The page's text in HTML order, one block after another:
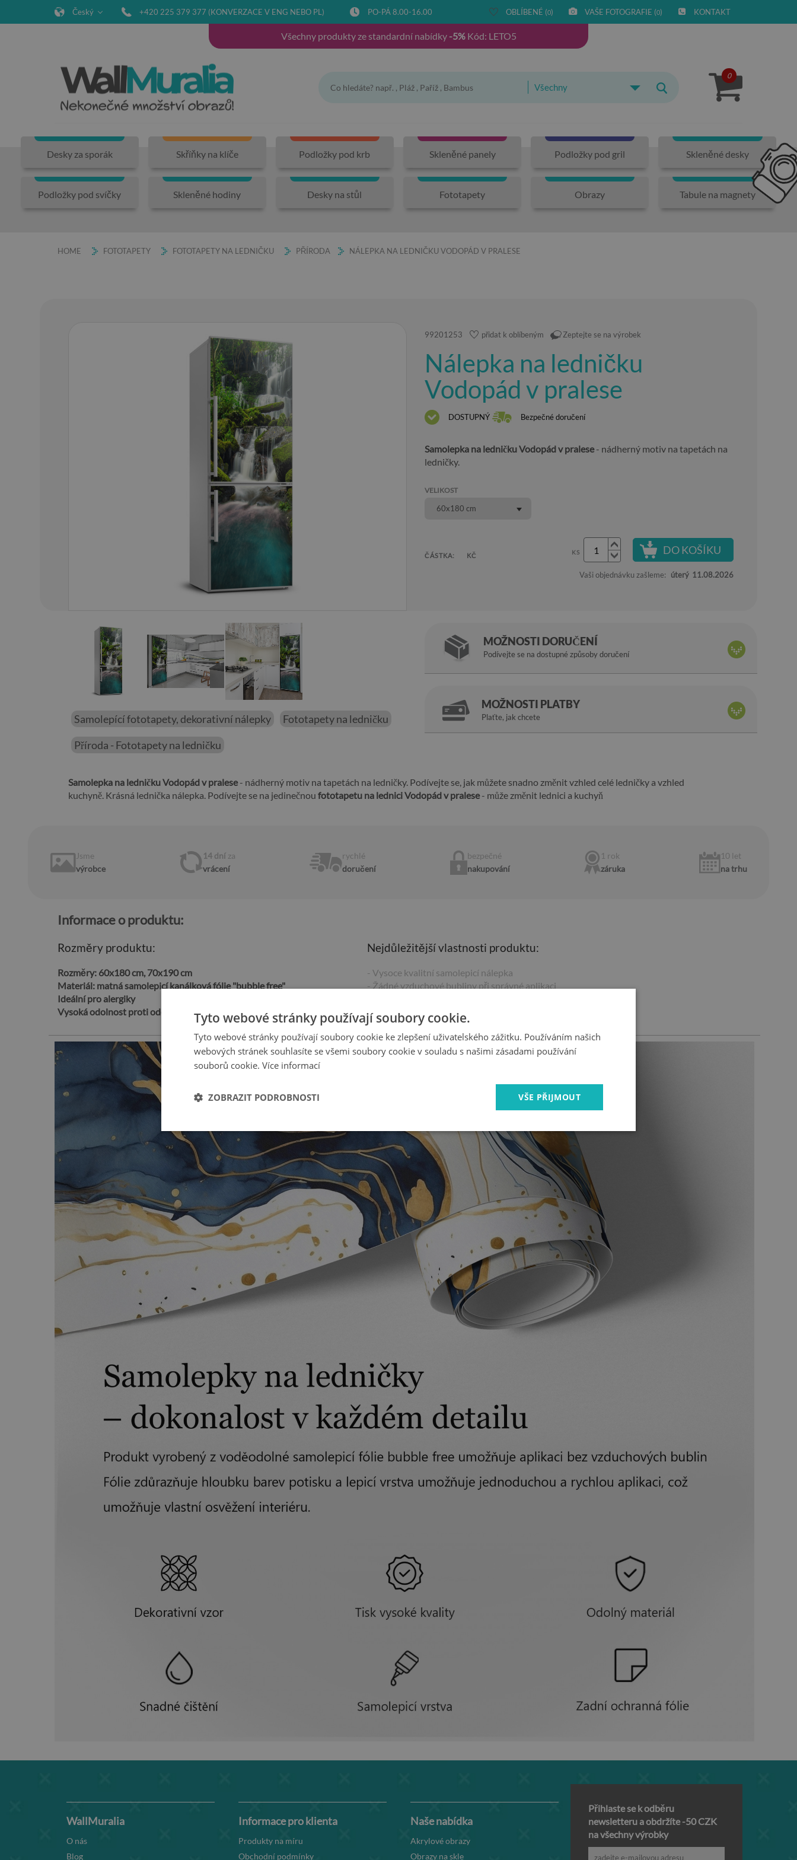
Český +420 225 379 377 (KONVERZACE V ENG NEBO PL) PO-PÁ 8.00-16.00 OBLÍBENÉ (0) VAŠE FOTOGRAFIE (0) KONTAKT
Všechny produkty ze standardní nabídky -5%Kód: LETO5
Všechny
0
Desky za sporák Skříňky na klíče Podložky pod krb Skleněné panely Podložky pod gril Skleněné desky
Podložky pod svíčky Skleněné hodiny Desky na stůl Fototapety Obrazy Tabule na magnety
HOME FOTOTAPETY FOTOTAPETY NA LEDNIČKU PŘÍRODA NÁLEPKA NA LEDNIČKU VODOPÁD V PRALESE
01 / 03
99201253 přidat k oblíbeným Zeptejte se na výrobek
Nálepka na ledničku
Vodopád v pralese
DOSTUPNÝ Bezpečné doručení
Samolepka na ledničku Vodopád v pralese- nádherný motiv na tapetách na
ledničky.
VELIKOST
60x180 cm
ČÁSTKA: KČ KS DO KOŠÍKU
Vaši objednávku zašleme: úterý 11.08.2026
Samolepící fototapety, dekorativní nálepky
Fototapety na ledničku
Příroda - Fototapety na ledničku
Samolepka na ledničku Vodopád v pralese- nádherný motiv na tapetách na ledničky. Podívejte se, jak můžete snadno změnit vzhled celé ledničky a vzhled
kuchyně. Krásná lednička nálepka. Podívejte se na jedinečnoufototapetu na lednici Vodopád v pralese- může změnit lednici a kuchyň
MOŽNOSTI DORUČENÍ
Podívejte se na dostupné způsoby doručení
MOŽNOSTI PLATBY
Plaťte, jak chcete
Jsme
výrobce
14 dníza
vrácení
rychlé
doručení
bezpečné
nakupování
1 rok
záruka
10 let
na trhu
Informace o produktu:
Rozměry produktu:
Rozměry: 60x180 cm, 70x190 cm
Materiál: matná samolepicí kanálková fólie "bubble free"
Ideální pro alergiky
Vysoká odolnost proti oděru
Nejdůležitější vlastnosti produktu:
- Vysoce kvalitní samolepicí nálepka
- Žádné vzduchové bubliny při správné aplikaci
- Rychlá doba dodání
- Vyrobeno v Polsku
WallMuralia
O nás
Blog
Informace pro klienta
Produkty na míru
Obchodní podmínky
Naše nabídka
Akrylové obrazy
Obrazy na skle
Přihlaste se k odběru
newsletteru a obdržíte -50 CZK
na všechny výrobky
Tyto webové stránky používají soubory cookie.
Tyto webové stránky používají soubory cookie ke zlepšení uživatelského zážitku. Používáním našich
webových stránek souhlasíte se všemi soubory cookie v souladu s našimi zásadami používání
souborů cookie. Více informací
VŠE PŘIJMOUT
ZOBRAZIT PODROBNOSTI